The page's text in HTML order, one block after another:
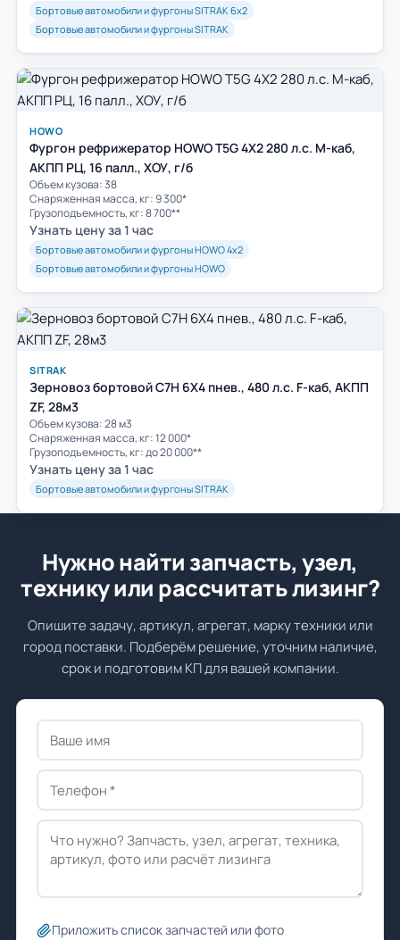
Бортовые автомобили и фургоны SITRAK 6х2
Бортовые автомобили и фургоны SITRAK
HOWO
Фургон рефрижератор HOWO T5G 4Х2 280 л.с. М-каб,
АКПП РЦ, 16 палл., ХОУ, г/б
Объем кузова: 38
Cнаряженная масса, кг: 9 300*
Грузоподъемность, кг: 8 700**
Узнать цену за 1 час
Бортовые автомобили и фургоны HOWO 4х2
Бортовые автомобили и фургоны HOWO
SITRAK
Зерновоз бортовой C7H 6Х4 пнев., 480 л.с. F-каб, АКПП
ZF, 28м3
Объем кузова: 28 м3
Снаряженная масса, кг: 12 000*
Грузоподъемность, кг: до 20 000**
Узнать цену за 1 час
Бортовые автомобили и фургоны SITRAK
Нужно найти запчасть, узел,
технику или рассчитать лизинг?
Опишите задачу, артикул, агрегат, марку техники или
город поставки. Подберём решение, уточним наличие,
срок и подготовим КП для вашей компании.
Приложить список запчастей или фото